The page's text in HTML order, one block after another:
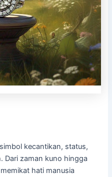
kecantikan, status,
Dari zaman kuno hingga
hati manusia